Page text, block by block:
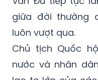
luôn vượt qua.
Chủ tịch Quốc
nước và nhân
lao to lớn của
các anh hùng liệt